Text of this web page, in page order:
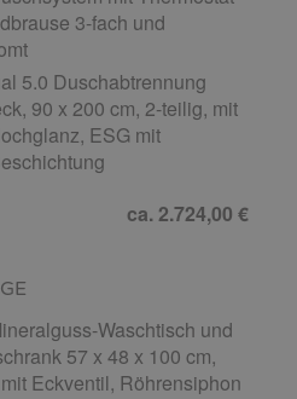
3-fach und
5.0 Duschabtrennung
90 x 200 cm, 2-teilig, mit
ESG mit
ca. 2.724,00 €
Waschtisch und
57 x 48 x 100 cm,
Eckventil, Röhrensiphon